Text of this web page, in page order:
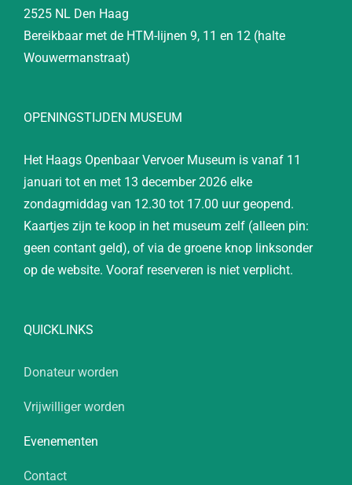
2525 NL Den Haag
Bereikbaar met de HTM-lijnen 9, 11 en 12 (halte
Wouwermanstraat)
OPENINGSTIJDEN MUSEUM
Het Haags Openbaar Vervoer Museum is vanaf 11
januari tot en met 13 december 2026 elke
zondagmiddag van 12.30 tot 17.00 uur geopend.
Kaartjes zijn te koop in het museum zelf (alleen pin:
geen contant geld), of via de groene knop linksonder
op de website. Vooraf reserveren is niet verplicht.
QUICKLINKS
Donateur worden
Vrijwilliger worden
Evenementen
Contact